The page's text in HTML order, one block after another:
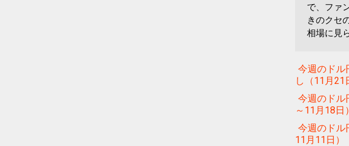
で、ファ
きのクセ
相場に見
今週のドル
し（11月21
今週のドル
～11月18日）
今週のドル
11月11日）